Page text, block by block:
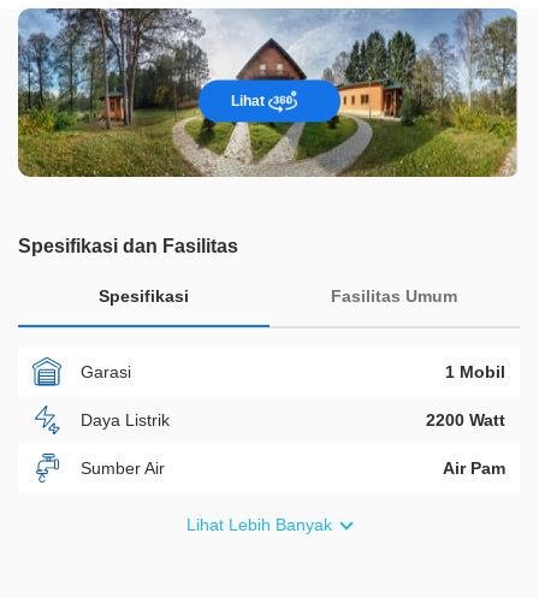
Lihat
Spesifikasi dan Fasilitas
Spesifikasi Fasilitas Umum
Garasi 1 Mobil
Daya Listrik 2200 Watt
Sumber Air Air Pam
Lihat Lebih Banyak